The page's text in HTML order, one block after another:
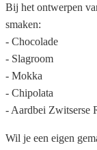
Bij het ontwerpen
smaken:
- Chocolade
- Slagroom
- Mokka
- Chipolata
- Aardbei Zwitserse
Wil je een eigen